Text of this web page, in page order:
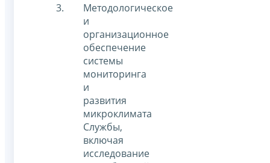
Методологическое
и
организационное
обеспечение
системы
мониторинга
и
развития
микроклимата
Службы,
включая
исследование